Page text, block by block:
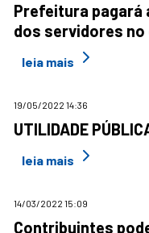
Prefeitura pagará
dos servidores no
leia mais
19/05/2022 14:36
UTILIDADE
leia mais
14/03/2022 15:09
Contribuintes